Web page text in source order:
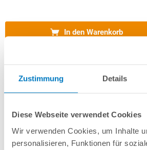
Zustimmung Details
Diese Webseite verwendet Cookies
Wir verwenden Cookies, um Inhalte
personalisieren, Funktionen für
In den Warenkorb
Fragen? Wir helfen Ihnen
info(at)poolsana.de